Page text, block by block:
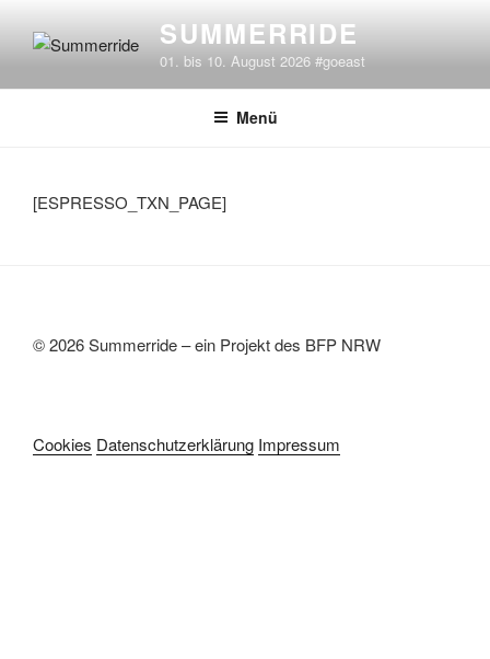
Inhalt
SUMMERRIDE
01. bis 10. August 2026 #goeast
Menü
[ESPRESSO_TXN_PAGE]
© 2026 Summerride – ein Projekt des BFP NRW
Cookies Datenschutzerklärung Impressum